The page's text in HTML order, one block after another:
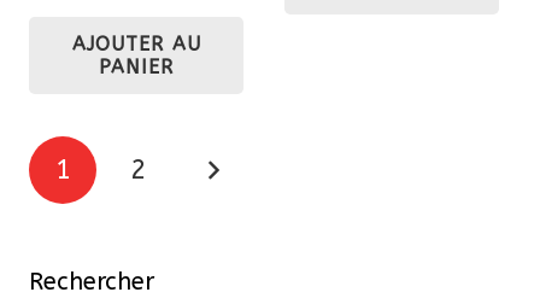
AJOUTER AU
PANIER
Pagination
des
1 2
Rechercher